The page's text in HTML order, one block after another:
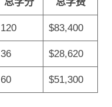
120 $83,400
36 $28,620
60 $51,300